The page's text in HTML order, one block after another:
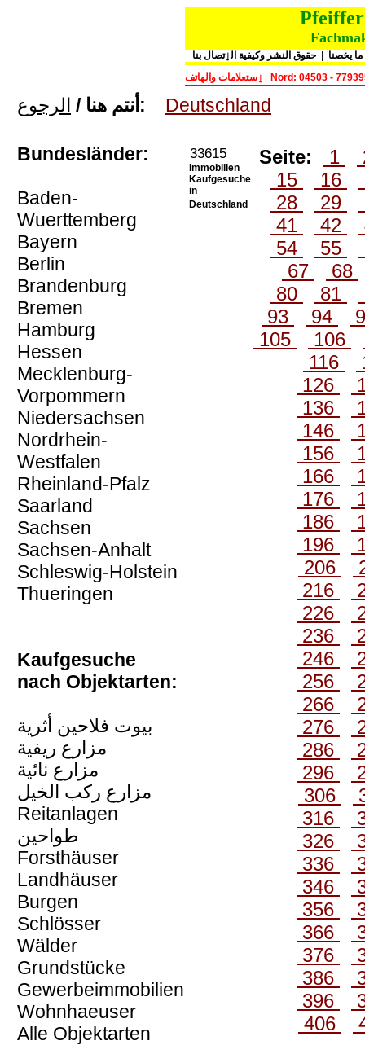
يخصنا
حقوق النشر وكيفية الٳتصال بنا
Nord: 04503 -
أنتم هنا / الرجوع : Deutschland
Bundesländer:
Baden-
Wuerttemberg
Bayern
Berlin
Brandenburg
Bremen
Hamburg
Hessen
Mecklenburg-
Vorpommern
Niedersachsen
Nordrhein-
Westfalen
Rheinland-Pfalz
Saarland
Sachsen
Sachsen-Anhalt
Schleswig-Holstein
Thueringen
Kaufgesuche
nach Objektarten:
بيوت فلاحين أثرية
مزارع ريفية
مزارع نائية
مزارع ركب الخيل
Reitanlagen
طواحين
Forsthäuser
Landhäuser
Burgen
Schlösser
Wälder
Grundstücke
Gewerbeimmobilien
Wohnhaeuser
Alle Objektarten
33615
Immobilien
Kaufgesuche
in
Deutschland
Seite: 1
15
16
28
29
41
42
54
55
67
68
80
81
93
94
105
106
116
126
136
146
156
166
176
186
196
206
216
226
236
246
256
266
276
286
296
306
316
326
336
346
356
366
376
386
396
406